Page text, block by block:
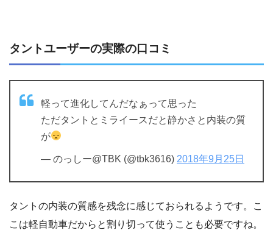
タントユーザーの実際の口コミ
軽って進化してんだなぁって思った
ただタントとミライースだと静かさと内装の質
が
— のっしー@TBK (@tbk3616) 2018年9月25日
タントの内装の質感を残念に感じておられるようです。こ
こは軽自動車だからと割り切って使うことも必要ですね。